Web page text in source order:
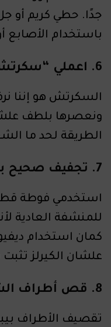
جدًا. حطي كريم أو
باستخدام
6. اعملي “سكرتش” للشعر
السكرتش هو إننا
ونعصرها بلطف
الطريقة لحد ما
7. تجفيف صحيح بدون فوضى
استخدمي فوطة
للمنشفة العادية
كمان استخدام
علشان الكيرلز
8. قص أطراف الشعر بانتظام
تقصيف الأطراف